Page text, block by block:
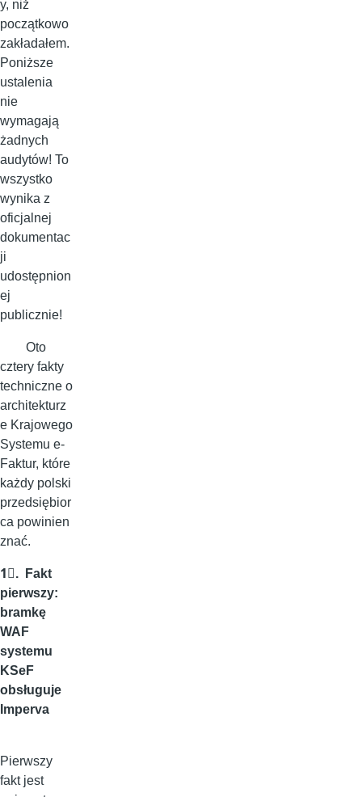
y, niż
początkowo
zakładałem.
Poniższe
ustalenia
nie
wymagają
żadnych
audytów! To
wszystko
wynika z
oficjalnej
dokumentac
ji
udostępnion
ej
publicznie!
Oto
cztery fakty
techniczne o
architekturz
e Krajowego
Systemu e-
Faktur, które
każdy polski
przedsiębior
ca powinien
znać.
1⃣. Fakt
pierwszy:
bramkę
WAF
systemu
KSeF
obsługuje
Imperva
Pierwszy
fakt jest